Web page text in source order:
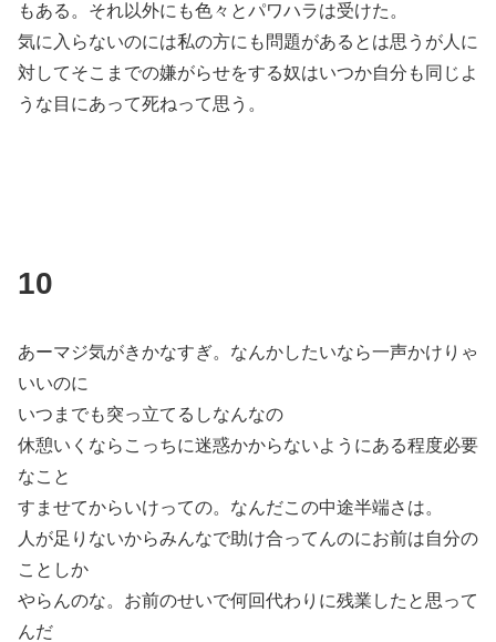
もある。それ以外にも色々とパワハラは受けた。
気に入らないのには私の方にも問題があるとは思うが人に
対してそこまでの嫌がらせをする奴はいつか自分も同じよ
うな目にあって死ねって思う。
10
あーマジ気がきかなすぎ。なんかしたいなら一声かけりゃ
いいのに
いつまでも突っ立てるしなんなの
休憩いくならこっちに迷惑かからないようにある程度必要
なこと
すませてからいけっての。なんだこの中途半端さは。
人が足りないからみんなで助け合ってんのにお前は自分の
ことしか
やらんのな。お前のせいで何回代わりに残業したと思って
んだ